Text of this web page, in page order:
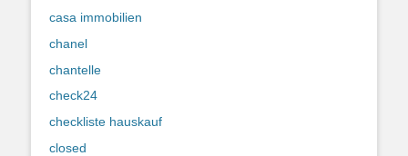
casa immobilien
chanel
chantelle
check24
checkliste hauskauf
closed